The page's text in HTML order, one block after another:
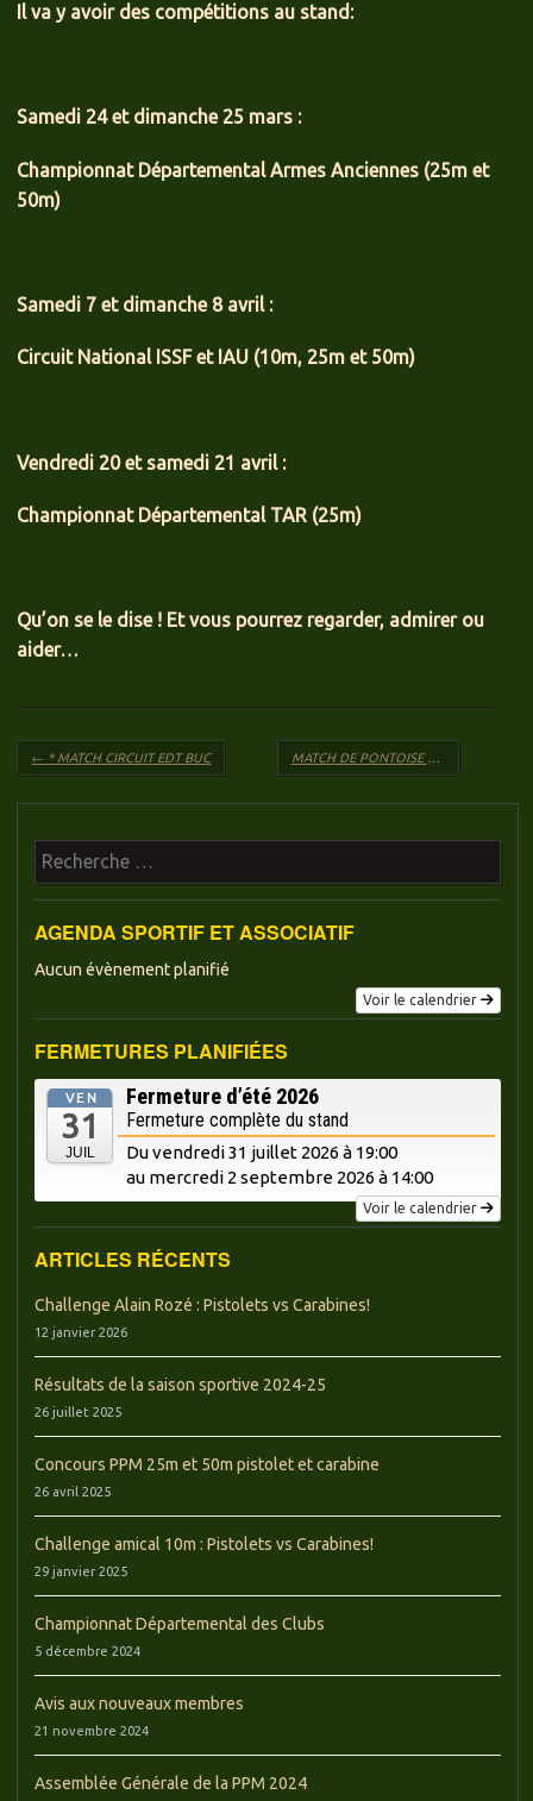
Il va y avoir des compétitions au stand:
Samedi 24 et dimanche 25 mars :
Championnat Départemental Armes Anciennes (25m et
50m)
Samedi 7 et dimanche 8 avril :
Circuit National ISSF et IAU (10m, 25m et 50m)
Vendredi 20 et samedi 21 avril :
Championnat Départemental TAR (25m)
Qu’on se le dise ! Et vous pourrez regarder, admirer ou
aider…
Navigation des articles
← * MATCH CIRCUIT EDT BUC MATCH DE PONTOISE « LE CONVIVIAL » DU DIMANCHE 25 MARS 2018
Recherche
AGENDA SPORTIF ET ASSOCIATIF
Aucun évènement planifié
Voir le calendrier
FERMETURES PLANIFIÉES
VEN
31
JUIL
Fermeture d’été 2026
Fermeture complète du stand
Du vendredi 31 juillet 2026 à 19:00
au mercredi 2 septembre 2026 à 14:00
Voir le calendrier
ARTICLES RÉCENTS
Challenge Alain Rozé : Pistolets vs Carabines!
12 janvier 2026
Résultats de la saison sportive 2024-25
26 juillet 2025
Concours PPM 25m et 50m pistolet et carabine
26 avril 2025
Challenge amical 10m : Pistolets vs Carabines!
29 janvier 2025
Championnat Départemental des Clubs
5 décembre 2024
Avis aux nouveaux membres
21 novembre 2024
Assemblée Générale de la PPM 2024